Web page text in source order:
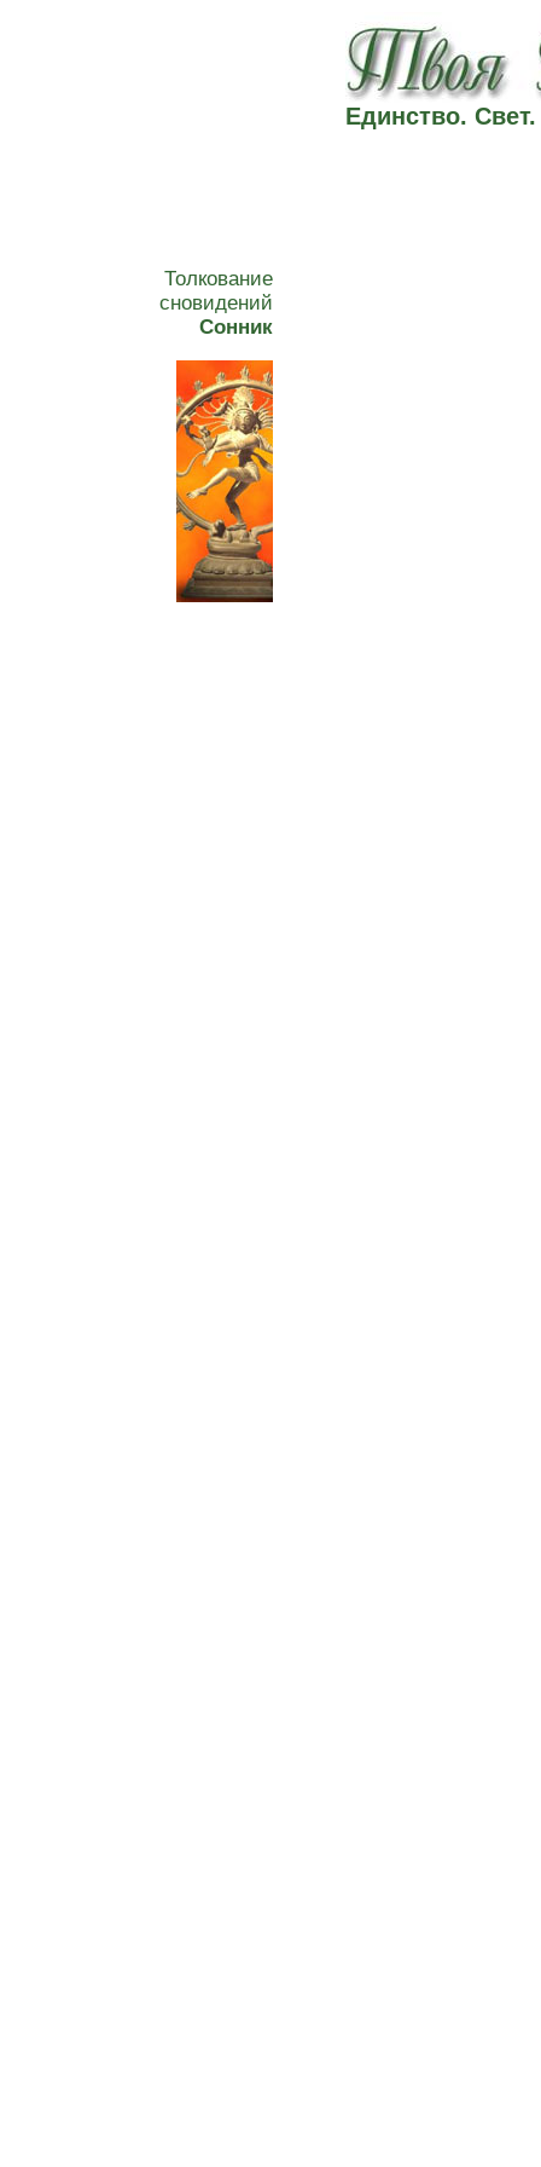
Единство.
Толкование
сновидений
Сонник